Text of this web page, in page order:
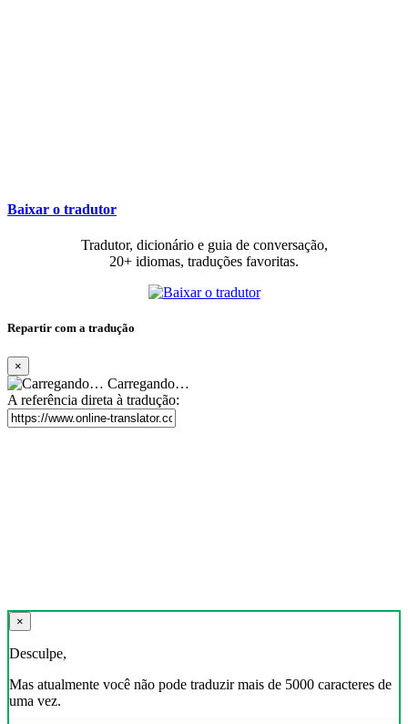
Baixar o tradutor
Tradutor, dicionário e guia de conversação,
20+ idiomas, traduções favoritas.
Repartir com a tradução
×
Carregando…
A referência direta à tradução:
×
Desculpe,
Mas atualmente você não pode traduzir mais de 5000 caracteres de
uma vez.